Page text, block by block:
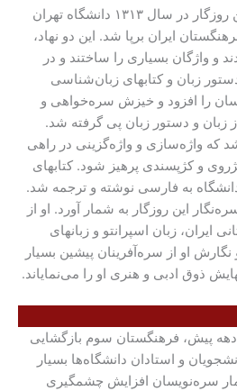
از سوی دیگر در همین روزگار در سال ۱۳۱۳ دانشگاه تهران
ایران برپا شد. این دو نهاد،
و واژگان بسیاری را ساختند و در
زبان و کتابهای زبان‌شناسی
را افزود و خیزش سره‌خواهی و
زبان و دستور زبان پی گرفته شد.
واژه‌سازی و واژه‌گزینی در راهی
و کژپسندی پرهیز شود. کتابهای
به فارسی نوشته و ترجمه شد.
این روزگار به شمار آورد. او از
ایران، زبان اسپرانتو و زبانهای
نگارش او از سره‌آفرینان پیشین بسیار
ذوق ادبی و هنری او را می‌نمایاند.
پیش، فرهنگستان سوم بازگشایی
و استادان دانشگاه‌ها بسیار
سره‌نویسان افزایش چشمگیری